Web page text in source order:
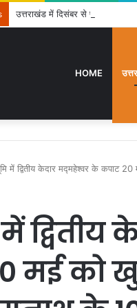
उत्तराखंड में दिसंबर से पहले ढाई
HOME
में द्वितीय केदार मद्महेश्वर के कपाट
द्वितीय
मई को